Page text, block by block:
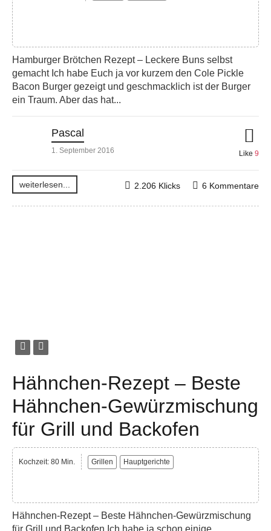
Hamburger Brötchen Rezept – Leckere Buns selbst
gemacht Ich habe Euch ja vor kurzem den Cole Pickle
Bacon Burger gezeigt und geschmacklich ist der Burger
ein Traum. Aber das hat...
Pascal
1. September 2016 Like 9
weiterlesen... 6 Kommentare
2.206 Klicks
Hähnchen-Rezept – Beste
Hähnchen-Gewürzmischung
für Grill und Backofen
Kochzeit: 80 Min. Grillen Hauptgerichte
Hähnchen-Rezept – Beste Hähnchen-Gewürzmischung
für Grill und Backofen Ich habe ja schon einige